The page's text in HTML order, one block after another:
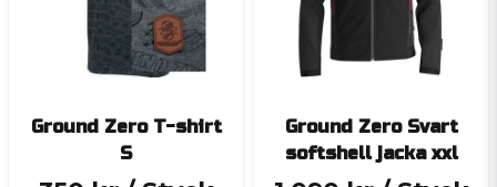
Ground Zero T-shirt
S
Ground Zero Svart
softshell jacka xxl